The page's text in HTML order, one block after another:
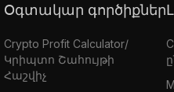
Օգտակար գործիքներ
Crypto Profit Calculator/
Կրիպտո Շահույթի
Հաշվիչ